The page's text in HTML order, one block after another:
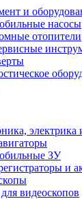
и
насосы
отопители
электрика
ЗУ
и
видеоскопов